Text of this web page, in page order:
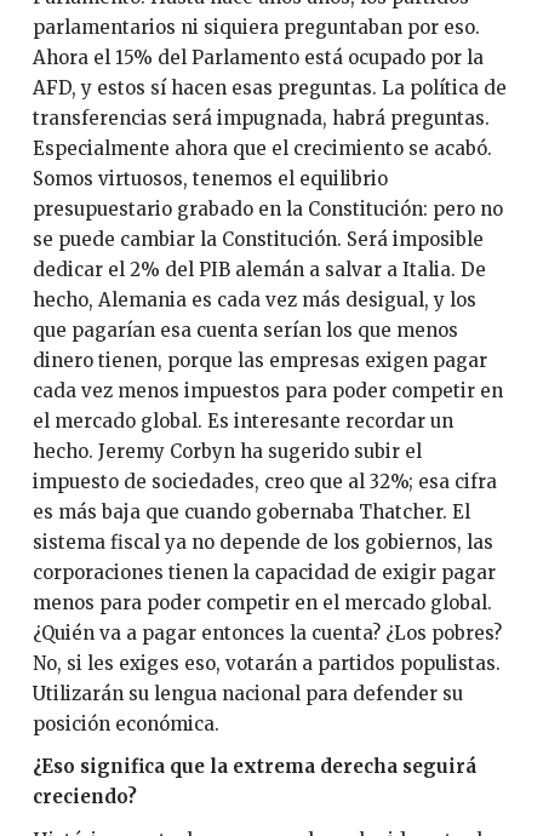
parlamentarios ni siquiera preguntaban por eso.
Ahora el 15% del Parlamento está ocupado por la
AFD, y estos sí hacen esas preguntas. La política de
transferencias será impugnada, habrá preguntas.
Especialmente ahora que el crecimiento se acabó.
Somos virtuosos, tenemos el equilibrio
presupuestario grabado en la Constitución: pero no
se puede cambiar la Constitución. Será imposible
dedicar el 2% del PIB alemán a salvar a Italia. De
hecho, Alemania es cada vez más desigual, y los
que pagarían esa cuenta serían los que menos
dinero tienen, porque las empresas exigen pagar
cada vez menos impuestos para poder competir en
el mercado global. Es interesante recordar un
hecho. Jeremy Corbyn ha sugerido subir el
impuesto de sociedades, creo que al 32%; esa cifra
es más baja que cuando gobernaba Thatcher. El
sistema fiscal ya no depende de los gobiernos, las
corporaciones tienen la capacidad de exigir pagar
menos para poder competir en el mercado global.
¿Quién va a pagar entonces la cuenta? ¿Los pobres?
No, si les exiges eso, votarán a partidos populistas.
Utilizarán su lengua nacional para defender su
posición económica.
¿Eso significa que la extrema derecha seguirá
creciendo?